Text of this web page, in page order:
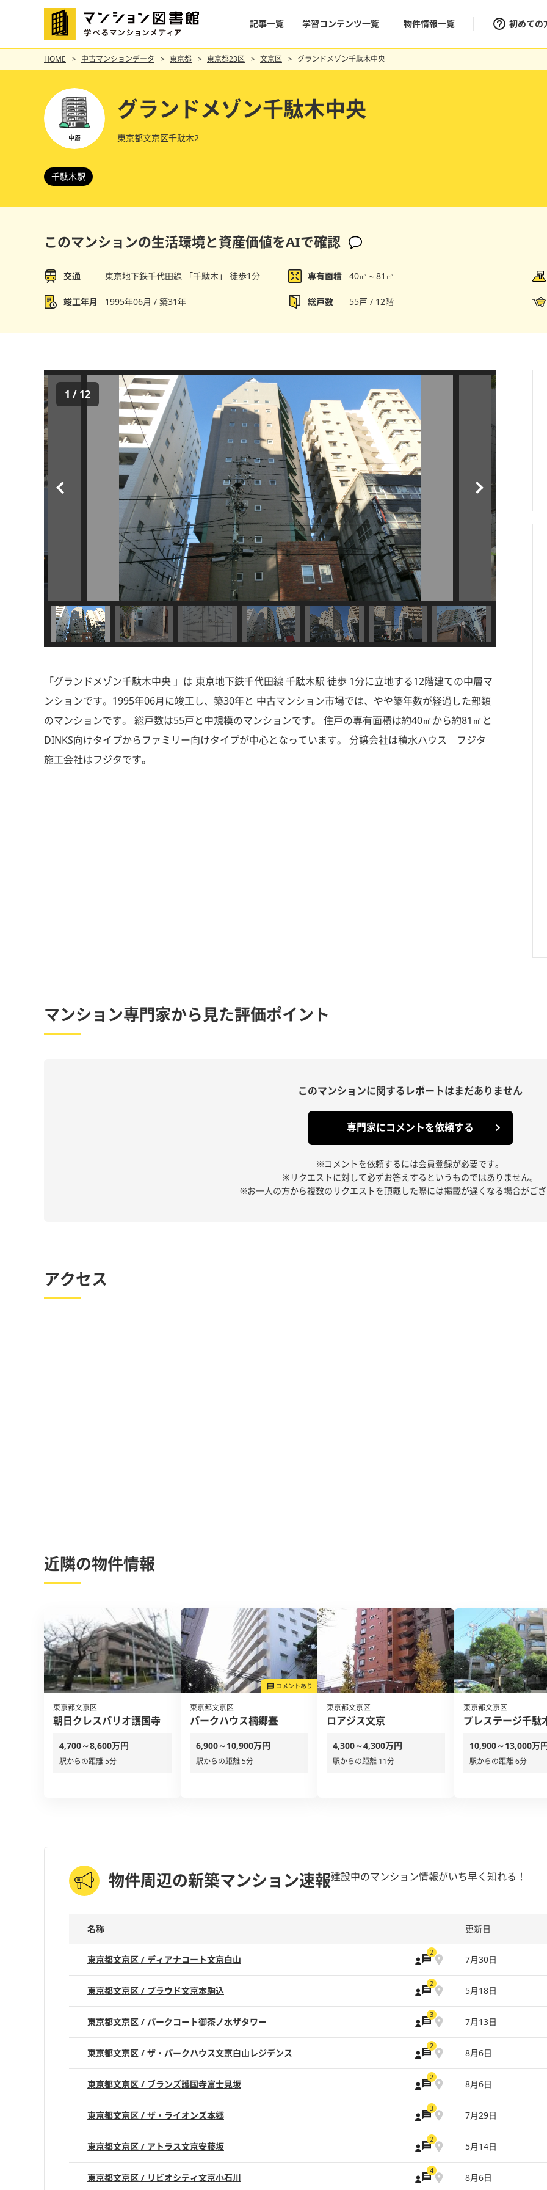
記事一覧 学習コンテンツ一覧 物件情報一覧 初めての
HOME 中古マンションデータ 東京都 東京都23区 文京区 グランドメゾン千駄木中央
グランドメゾン千駄木中央
東京都文京区千駄木2
千駄木駅
このマンションの生活環境と資産価値をAIで確認
交通 東京地下鉄千代田線 「千駄木」 徒歩1分 専有面積 40㎡～81㎡
竣工年月 1995年06月 / 築31年 総戸数 55戸 / 12階
1 / 12
「グランドメゾン千駄木中央 」は 東京地下鉄千代田線 千駄木駅 徒歩 1分に立地する12階建ての中層マ
ンションです。1995年06月に竣工し、築30年と 中古マンション市場では、やや築年数が経過した部類
のマンションです。 総戸数は55戸と中規模のマンションです。 住戸の専有面積は約40㎡から約81㎡と
DINKS向けタイプからファミリー向けタイプが中心となっています。 分譲会社は積水ハウス フジタ
施工会社はフジタです。
マンション専門家から見た評価ポイント
このマンションに関する レポートはまだありません
専門家にコメントを依頼する
※コメントを依頼するには会員登録が必要です。
※リクエストに対して必ずお答えするというものではありません。
※お一人の方から複数のリクエストを頂戴した際には掲載が遅くなる場合がご
アクセス
近隣の物件情報
東京都文京区
朝日クレスパリオ護国寺
4,700～8,600万円
駅からの距離 5分
東京都文京区
パークハウス楠郷臺
6,900～10,900万円
駅からの距離 5分
東京都文京区
ロアジス文京
4,300～4,300万円
駅からの距離 11分
東京都文京区
プレステージ千駄
10,900～13,000万
駅からの距離 6分
物件周辺の新築マンション速報建設中のマンション情報がいち早く知れる！
名称 更新日
東京都文京区 / ディアナコート文京白山
2
7月30日
東京都文京区 / プラウド文京本駒込
2
5月18日
東京都文京区 / パークコート御茶ノ水ザタワー
3
7月13日
東京都文京区 / ザ・パークハウス文京白山レジデンス
2
8月6日
東京都文京区 / ブランズ護国寺富士見坂
2
8月6日
東京都文京区 / ザ・ライオンズ本郷
3
7月29日
東京都文京区 / アトラス文京安藤坂
2
5月14日
東京都文京区 / リビオシティ文京小石川
4
8月6日